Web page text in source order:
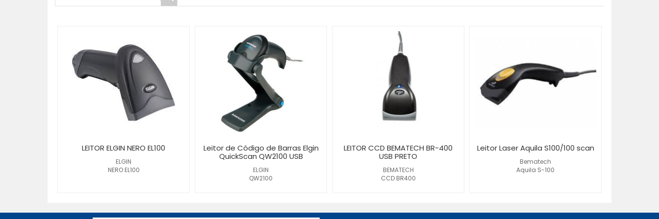
ELGIN
NERO EL100
LEITOR ELGIN NERO EL100
ELGIN
QW2100
Leitor de Código de Barras Elgin
QuickScan QW2100 USB
BEMATECH
CCD BR400
LEITOR CCD BEMATECH BR-400
USB PRETO
Bematech
Aquila S-100
Leitor Laser Aquila S100/100 scan